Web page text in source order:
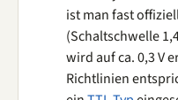
ist man fast
(Schaltschwelle
wird auf ca. 0,3 V
Richtlinien